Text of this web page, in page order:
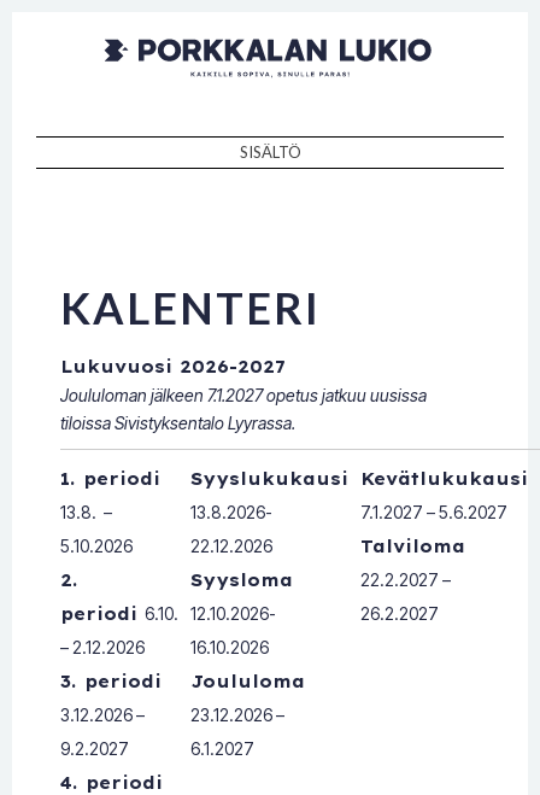
Porkkalan
lukio
Kaikille sopiva, sinulle paras!
SISÄLTÖ
KALENTERI
Lukuvuosi 2026-2027
Joululoman jälkeen 7.1.2027 opetus jatkuu uusissa
tiloissa Sivistyksentalo Lyyrassa.
1. periodi
13.8. –
5.10.2026
2.
periodi 6.10.
– 2.12.2026
3. periodi
3.12.2026 –
9.2.2027
4. periodi
Syyslukukausi
13.8.2026-
22.12.2026
Syysloma
12.10.2026-
16.10.2026
Joululoma
23.12.2026 –
6.1.2027
Kevätlukukausi
7.1.2027 – 5.6.2027
Talviloma
22.2.2027 –
26.2.2027